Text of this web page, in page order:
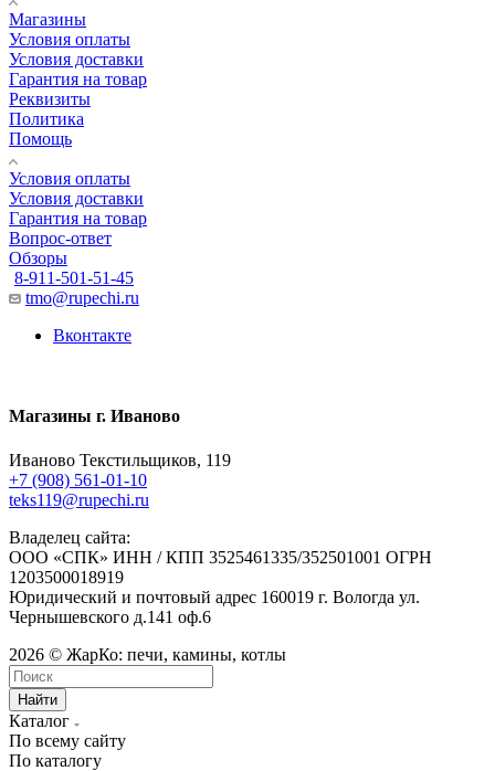
Магазины
Условия оплаты
Условия доставки
Гарантия на товар
Реквизиты
Политика
Помощь
Условия оплаты
Условия доставки
Гарантия на товар
Вопрос-ответ
Обзоры
8-911-501-51-45
tmo@rupechi.ru
Вконтакте
Магазины г. Иваново
Иваново Текстильщиков, 119
+7 (908) 561-01-10
teks119@rupechi.ru
Владелец сайта:
ООО «СПК» ИНН / КПП 3525461335/352501001 ОГРН
1203500018919
Юридический и почтовый адрес 160019 г. Вологда ул.
Чернышевского д.141 оф.6
2026 © ЖарКо: печи, камины, котлы
Найти
Каталог
По всему сайту
По каталогу